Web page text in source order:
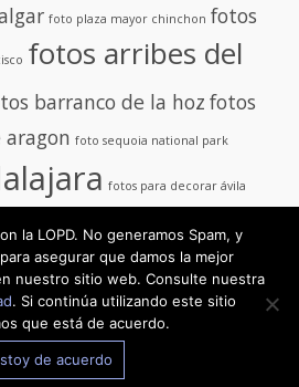
foto plaza mayor chinchon fotos
fotos arribes del
barranco de la hoz fotos
foto sequoia national park
fotos para decorar ávila
foto tarifa foto tormo
manhattan
|Theme:
la LOPD. No generamos Spam, y
asegurar que damos la mejor
nuestro sitio web. Consulte nuestra
. Si continúa utilizando este sitio
que está de acuerdo.
de acuerdo